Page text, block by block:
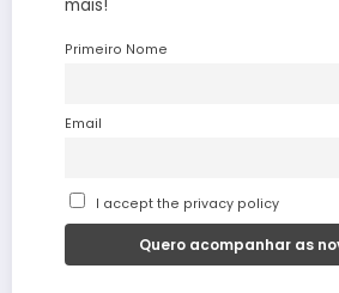
mais!
Primeiro Nome
Email
I accept the privacy policy